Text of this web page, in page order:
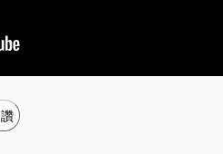
讚